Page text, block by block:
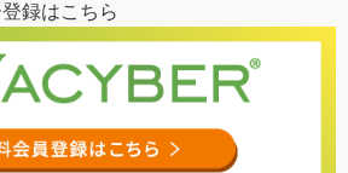
録はこちら